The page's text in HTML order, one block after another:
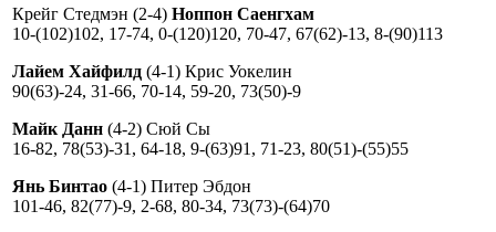
Крейг Стедмэн (2-4) Ноппон Саенгхам
10-(102)102, 17-74, 0-(120)120, 70-47, 67(62)-13, 8-(90)113
Лайем Хайфилд (4-1) Крис Уокелин
90(63)-24, 31-66, 70-14, 59-20, 73(50)-9
Майк Данн (4-2) Сюй Сы
16-82, 78(53)-31, 64-18, 9-(63)91, 71-23, 80(51)-(55)55
Янь Бинтао (4-1) Питер Эбдон
101-46, 82(77)-9, 2-68, 80-34, 73(73)-(64)70